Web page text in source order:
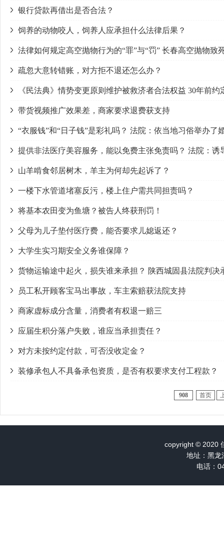
银行贷款再借出是否合法？
饲养的动物咬人，饲养人应承担什么法律后果？
法律如何规定高空抛物行为的“罪”与“罚” 长春高空抛物致
疏忽大意转错账，对方拒不退还怎么办？
《民法典》情势变更原则维护被救济者合法权益 30年前
带货视频推广效果差，商家要求退费获支持
“衣服钱”和“日子钱”是彩礼吗？ 法院：依当地习俗举办了
提供非法医疗美容服务，能以免费主张免责吗？ 法院：
山羊啃食邻居树木，羊主为何却先起诉了？
一楼下水管道堵塞反污，楼上住户需共同担责吗？
将基本农田变为鱼塘？被告人终获刑罚！
父母为儿子垫付医疗费，能否要求儿媳返还？
大学生实习期安全义务谁保障？
货物运输途中起火，损失谁来承担？ 陕西城固县法院判
员工私开顾客宝马出事故，车主索赔获法院支持
商家虚标成分含量，消费者有权退一赔三
应届生积分落户失败，谁应当承担责任？
对方未按约定付款，可否没收定金？
装修承包人不具备承包资质，是否有权要求支付工程款？
908 首页
copyright © 2020
地址：黑龙
电话：